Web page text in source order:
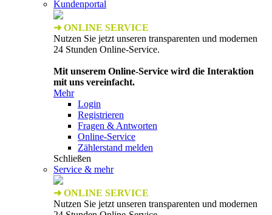
Kundenportal
➜ ONLINE SERVICE
Nutzen Sie jetzt unseren transparenten und modernen
24 Stunden Online-Service.
Mit unserem Online-Service wird die Interaktion
mit uns vereinfacht.
Mehr
Login
Registrieren
Fragen & Antworten
Online-Service
Zählerstand melden
Schließen
Service & mehr
➜ ONLINE SERVICE
Nutzen Sie jetzt unseren transparenten und modernen